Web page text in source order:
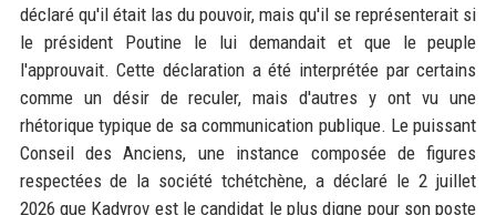
déclaré qu'il était las du pouvoir, mais qu'il se représenterait si
le président Poutine le lui demandait et que le peuple
l'approuvait. Cette déclaration a été interprétée par certains
comme un désir de reculer, mais d'autres y ont vu une
rhétorique typique de sa communication publique. Le puissant
Conseil des Anciens, une instance composée de figures
respectées de la société tchétchène, a déclaré le 2 juillet
2026 que Kadyrov est le candidat le plus digne pour son poste